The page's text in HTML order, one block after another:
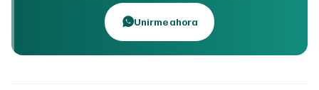
Unirme ahora